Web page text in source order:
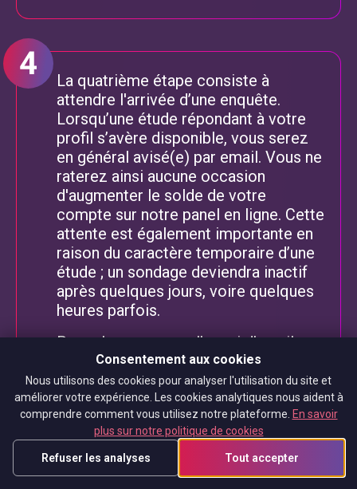
La quatrième étape consiste à
attendre l'arrivée d’une enquête.
Lorsqu’une étude répondant à votre
profil s’avère disponible, vous serez
en général avisé(e) par email. Vous ne
raterez ainsi aucune occasion
d'augmenter le solde de votre
compte sur notre panel en ligne. Cette
attente est également importante en
raison du caractère temporaire d’une
étude ; un sondage deviendra inactif
après quelques jours, voire quelques
heures parfois.
Rappelez-vous que l’envoi d’email
vous informant de la disponibilité de
l’un de nos sondages n’est pas
systématique et que certaines
notifications peuvent se noyer dans le
flot continu d’emails. Mieux vaut donc
prendre l’habitude, durant le petit-
déjeuner par exemple, de se
Consentement aux cookies
Nous utilisons des cookies pour analyser l'utilisation du site et
améliorer votre expérience. Les cookies analytiques nous aident à
comprendre comment vous utilisez notre plateforme. En savoir
plus sur notre politique de cookies
Refuser les analyses Tout accepter